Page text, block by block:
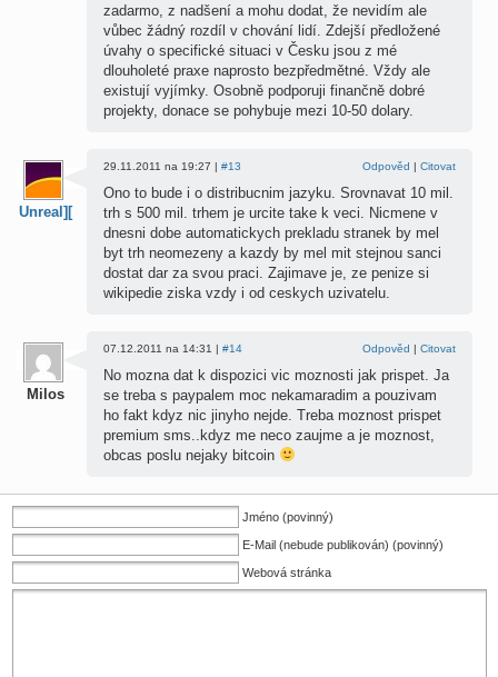
zadarmo, z nadšení a mohu dodat, že nevidím ale
vůbec žádný rozdíl v chování lidí. Zdejší předložené
úvahy o specifické situaci v Česku jsou z mé
dlouholeté praxe naprosto bezpředmětné. Vždy ale
existují vyjímky. Osobně podporuji finančně dobré
projekty, donace se pohybuje mezi 10-50 dolary.
Unreal][
29.11.2011 na 19:27 | #13 Odpověd |Citovat
Ono to bude i o distribucnim jazyku. Srovnavat 10 mil.
trh s 500 mil. trhem je urcite take k veci. Nicmene v
dnesni dobe automatickych prekladu stranek by mel
byt trh neomezeny a kazdy by mel mit stejnou sanci
dostat dar za svou praci. Zajimave je, ze penize si
wikipedie ziska vzdy i od ceskych uzivatelu.
Milos
07.12.2011 na 14:31 | #14 Odpověd |Citovat
No mozna dat k dispozici vic moznosti jak prispet. Ja
se treba s paypalem moc nekamaradim a pouzivam
ho fakt kdyz nic jinyho nejde. Treba moznost prispet
premium sms..kdyz me neco zaujme a je moznost,
obcas poslu nejaky bitcoin
Jméno (povinný)
E-Mail (nebude publikován) (povinný)
Webová stránka